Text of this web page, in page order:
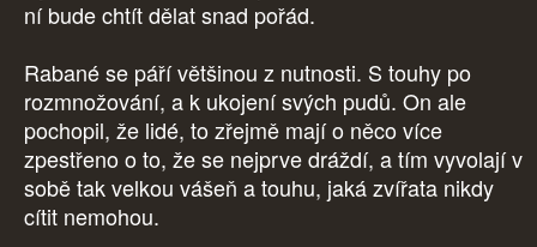
ní bude chtít dělat snad pořád.
Rabané se páří většinou z nutnosti. S touhy po
rozmnožování, a k ukojení svých pudů. On ale
pochopil, že lidé, to zřejmě mají o něco více
zpestřeno o to, že se nejprve dráždí, a tím vyvolají v
sobě tak velkou vášeň a touhu, jaká zvířata nikdy
cítit nemohou.